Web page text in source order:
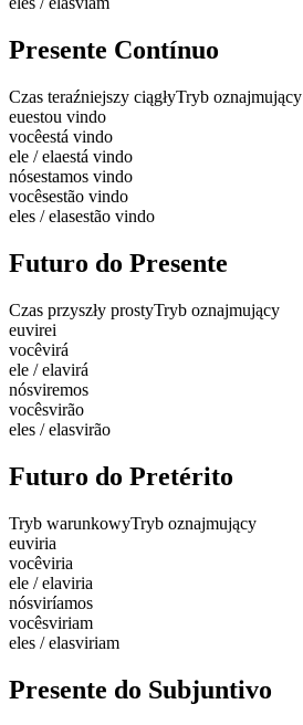
Presente Contínuo
Czas teraźniejszy ciągłyTryb oznajmujący
euestou vindo
vocêestá vindo
ele / elaestá vindo
nósestamos vindo
vocêsestão vindo
eles / elasestão vindo
Futuro do Presente
Czas przyszły prostyTryb oznajmujący
euvirei
vocêvirá
ele / elavirá
nósviremos
vocêsvirão
eles / elasvirão
Futuro do Pretérito
Tryb warunkowyTryb oznajmujący
euviria
vocêviria
ele / elaviria
nósviríamos
vocêsviriam
eles / elasviriam
Presente do Subjuntivo